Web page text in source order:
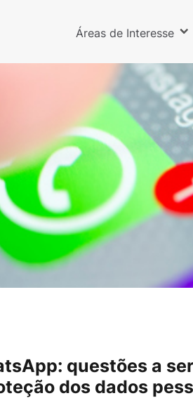
Áreas de Interesse
questões a
dos dados